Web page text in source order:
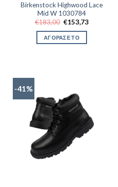
Birkenstock Highwood Lace
Mid W 1030784
€183,00 Original
was:
€183,00.
€153,73Η
ΑΓΟΡΑΣΕ ΤΟ
-41%